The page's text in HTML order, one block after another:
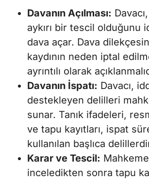
Davanın Açılması:
aykırı bir tescil olduğunu
dava açar. Dava
kaydının neden iptal
ayrıntılı olarak
Davanın İspatı: Davacı,
destekleyen delilleri
sunar. Tanık ifadeleri,
ve tapu kayıtları, ispat
kullanılan başlıca
Karar ve Tescil:
inceledikten sonra tapu